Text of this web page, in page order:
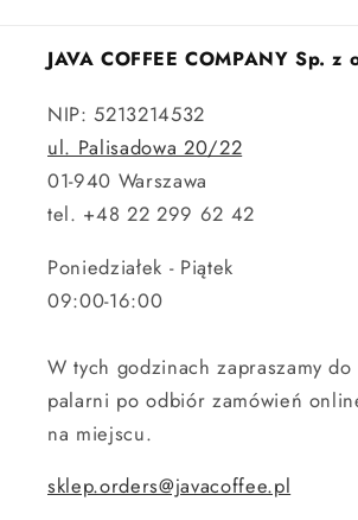
JAVA COFFEE COMPANY Sp. z
NIP: 5213214532
ul. Palisadowa 20/22
01-940 Warszawa
tel. +48 22 299 62 42
Poniedziałek - Piątek
09:00-16:00
W tych godzinach zapraszamy do
palarni po odbiór zamówień
na miejscu.
sklep.orders@javacoffee.pl